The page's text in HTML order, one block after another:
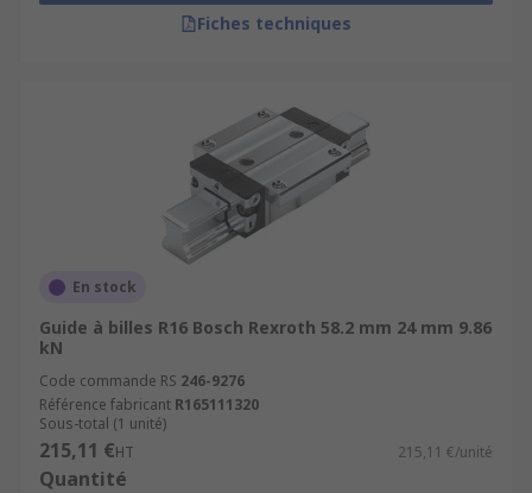
Fiches techniques
En stock
Guide à billes R16 Bosch Rexroth 58.2 mm 24 mm 9.86
kN
Code commande RS 246-9276
Référence fabricant R165111320
Sous-total (1 unité)
215,11 €HT 215,11 €/unité
Quantité